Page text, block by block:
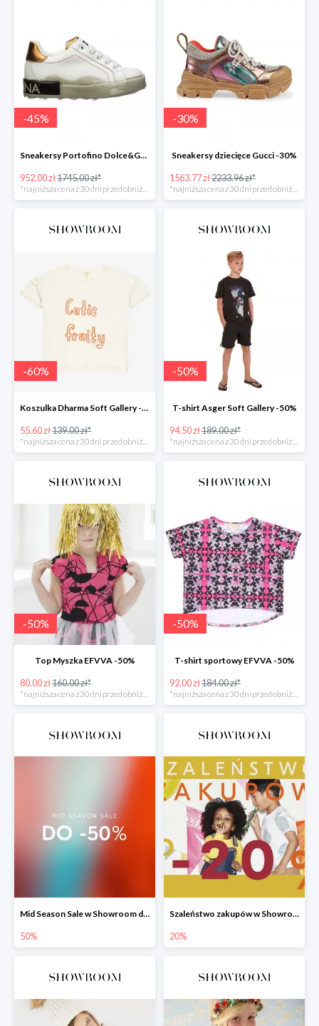
-45%
Sneakersy Portofino Dolce&Gabbana -45%
952.00 zł1745.00 zł*
-30%
Sneakersy dziecięce Gucci -30%
1563.77 zł2233.96 zł*
-60%
Koszulka Dharma Soft Gallery -60%
55.60 zł139.00 zł*
-50%
T-shirt Asger Soft Gallery -50%
94.50 zł189.00 zł*
-50%
Top Myszka EFVVA -50%
80.00 zł160.00 zł*
*najniższa cena z 30 dni przed obniżką
-50%
T-shirt sportowy EFVVA -50%
92.00 zł184.00 zł*
*najniższa cena z 30 dni przed obniżką
Mid Season Sale w Showroom do -50%
50%
Szaleństwo zakupów w Showroom do -20%
20%